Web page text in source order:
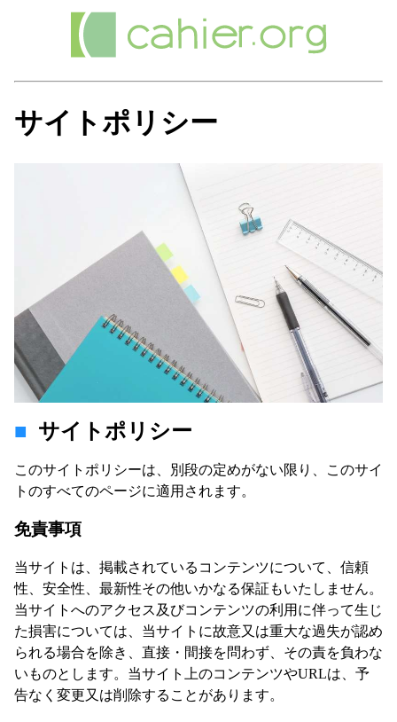
サイトポリシー
サイトポリシー
このサイトポリシーは、別段の定めがない限り、このサイ
トのすべてのページに適用されます。
免責事項
当サイトは、掲載されているコンテンツについて、信頼
性、安全性、最新性その他いかなる保証もいたしません。
当サイトへのアクセス及びコンテンツの利用に伴って生じ
た損害については、当サイトに故意又は重大な過失が認め
られる場合を除き、直接・間接を問わず、その責を負わな
いものとします。当サイト上のコンテンツやURLは、予
告なく変更又は削除することがあります。